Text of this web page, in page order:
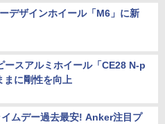
デザインホイール「M6」に新
ースアルミホイール「CE28 N-p
まに剛性を向上
ムデー過去最安! Anker注目プ